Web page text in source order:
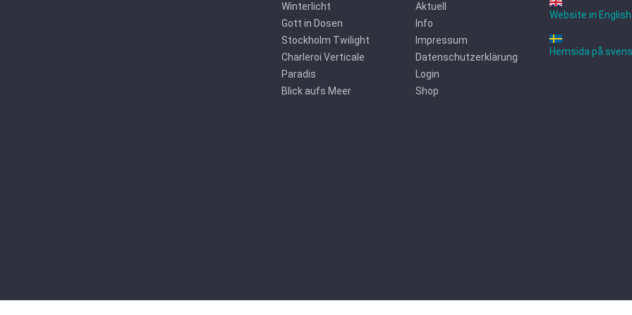
Winterlicht
Gott in Dosen
Stockholm Twilight
Charleroi Verticale
Paradis
Blick aufs Meer
Aktuell
Info
Impressum
Datenschutzerklärung
Login
Shop
Website in English
Hemsida på